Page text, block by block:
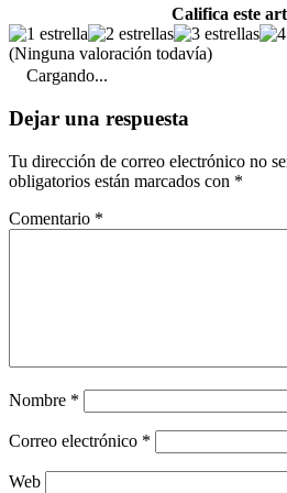
Califica este
(Ninguna valoración todavía)
Cargando...
Dejar una respuesta
Tu dirección de correo electrónico no
obligatorios están marcados con *
Comentario *
Nombre *
Correo electrónico *
Web